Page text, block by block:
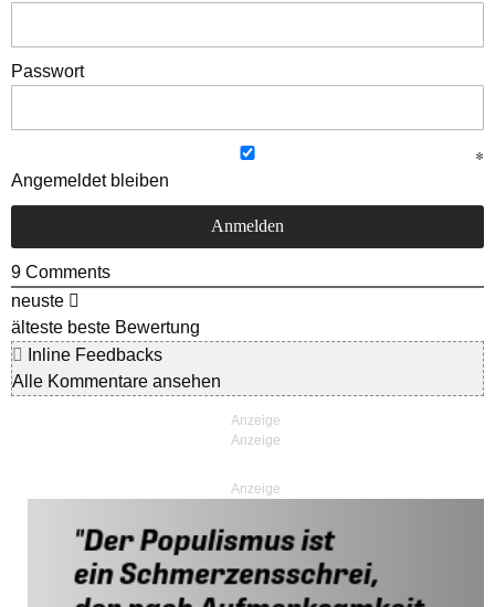
Passwort
Angemeldet bleiben
9 Comments
neuste
älteste beste Bewertung
Inline Feedbacks
Alle Kommentare ansehen
Anzeige